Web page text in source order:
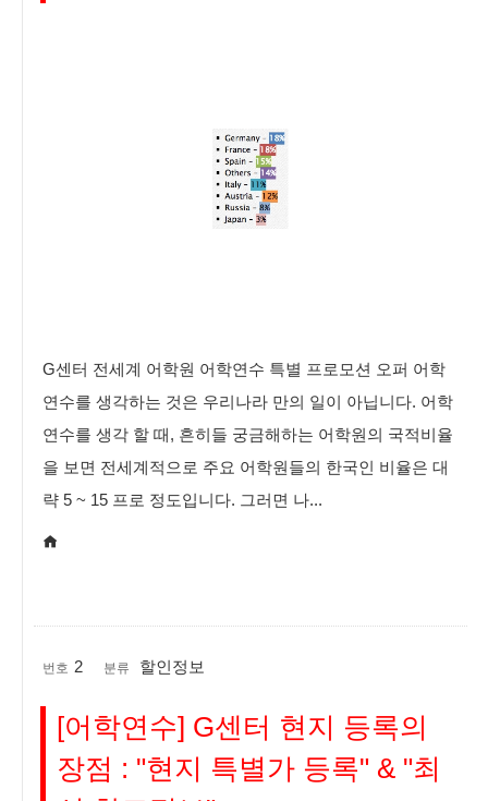
G센터 전세계 어학원 어학연수 특별 프로모션 오퍼 어학
연수를 생각하는 것은 우리나라 만의 일이 아닙니다. 어학
연수를 생각 할 때, 흔히들 궁금해하는 어학원의 국적비율
을 보면 전세계적으로 주요 어학원들의 한국인 비율은 대
략 5 ~ 15 프로 정도입니다. 그러면 나...
번호 2 분류 할인정보
[어학연수] G센터 현지 등록의
장점 : "현지 특별가 등록" & "최